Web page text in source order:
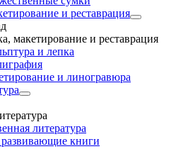
и реставрация
макетирование и реставрация
и лепка
и линогравюра
литература
книги